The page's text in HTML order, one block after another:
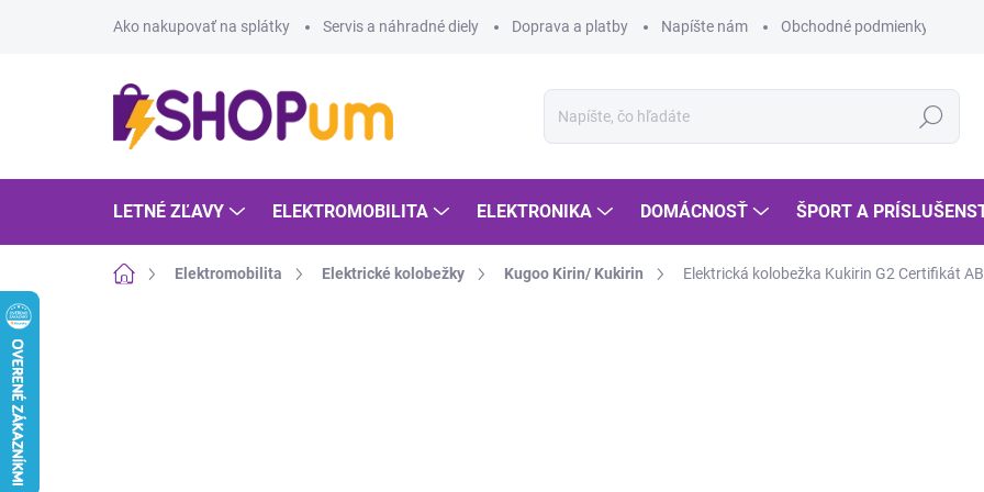
Ako nakupovať na splátky Servis a náhradné diely Doprava a platby Napíšte nám Obchodné podmienky
Hľadať
LETNÉ ZĽAVY ELEKTROMOBILITA ELEKTRONIKA DOMÁCNOSŤ ŠPORT A
DomovElektromobilita Elektrické kolobežky Kugoo Kirin/ Kukirin Elektrická kolobežka Kukirin G2 Certifikát